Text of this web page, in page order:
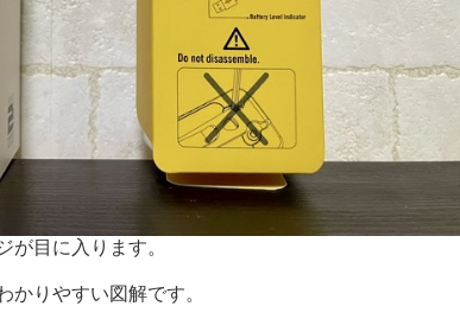
が目に入ります。
かりやすい図解です。